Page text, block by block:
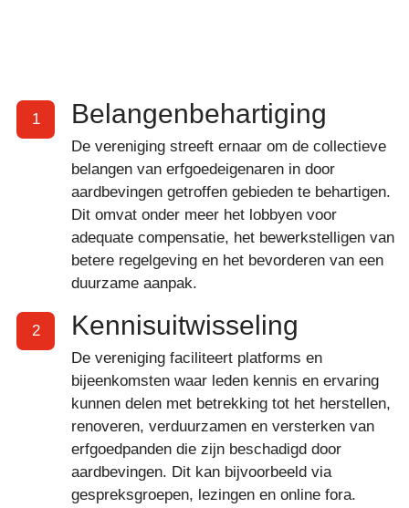
1 Belangenbehartiging
De vereniging streeft ernaar om de collectieve
belangen van erfgoedeigenaren in door
aardbevingen getroffen gebieden te behartigen.
Dit omvat onder meer het lobbyen voor
adequate compensatie, het bewerkstelligen van
betere regelgeving en het bevorderen van een
duurzame aanpak.
2 Kennisuitwisseling
De vereniging faciliteert platforms en
bijeenkomsten waar leden kennis en ervaring
kunnen delen met betrekking tot het herstellen,
renoveren, verduurzamen en versterken van
erfgoedpanden die zijn beschadigd door
aardbevingen. Dit kan bijvoorbeeld via
gespreksgroepen, lezingen en online fora.